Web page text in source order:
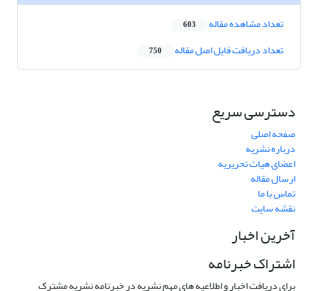
تعداد مشاهده مقاله 603
تعداد دریافت فایل اصل مقاله 750
دسترسی سریع
صفحه اصلی
درباره نشریه
اعضای هیات تحریریه
ارسال مقاله
تماس با ما
نقشه سایت
آخرین اخبار
اشتراک خبرنامه
برای دریافت اخبار و اطلاعیه های مهم نشریه در خبرنامه نشریه مشترک